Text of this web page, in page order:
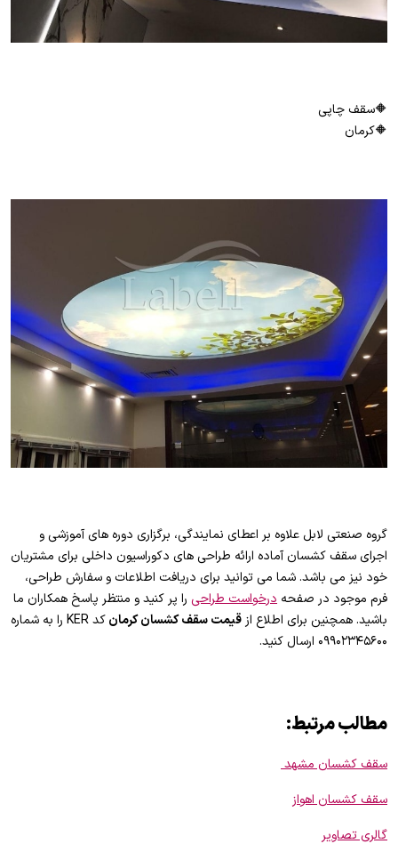
🔶سقف چاپی
🔶کرمان
گروه صنعتی لابل علاوه بر اعطای نمایندگی، برگزاری دوره های آموزشی و
اجرای سقف کشسان آماده ارائه طراحی های دکوراسیون داخلی برای مشتریان
خود نیز می باشد. شما می توانید برای دریافت اطلاعات و سفارش طراحی،
فرم موجود در صفحه درخواست طراحی را پر کنید و منتظر پاسخ همکاران ما
باشید. همچنین برای اطلاع از قیمت سقف کشسان کرمان
کد KER را به شماره
۰۹۹۰۲۳۴۵۶۰۰ ارسال کنید.
مطالب مرتبط:
سقف کشسان مشهد
سقف کشسان اهواز
گالری تصاویر